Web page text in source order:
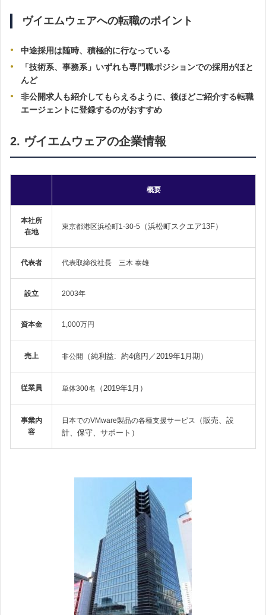
ヴイエムウェアへの転職のポイント
中途採用は随時、積極的に行なっている
「技術系、事務系」いずれも専門職ポジションでの採用がほと
んど
非公開求人も紹介してもらえるように、後ほどご紹介する転職
エージェントに登録するのがおすすめ
2. ヴイエムウェアの企業情報
概要
本社所
在地
東京都港区浜松町1-30-5 （浜松町スクエア13F）
代表者 代表取締役社長 三木 泰雄
設立 2003年
資本金 1,000万円
売上 非公開 （純利益: 約4億円／2019年1月期）
従業員 単体300名 （2019年1月）
事業内
容
日本でのVMware製品の各種支援サービス
（販売、設
計、保守、サポート）